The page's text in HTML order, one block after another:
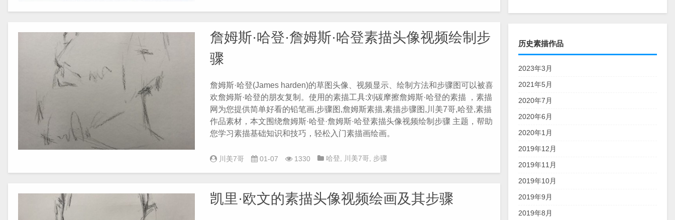
詹姆斯·哈登·詹姆斯·哈登素描头像视频绘制步
骤
詹姆斯·哈登(James harden)的草图头像、视频显示、绘制方法和步骤图可以被喜
欢詹姆斯·哈登的朋友复制。使用的素描工具:刘碳摩擦詹姆斯·哈登的素描 ，素描
网为您提供简单好看的铅笔画,步骤图,詹姆斯素描,素描步骤图,川美7哥,哈登,素描
作品素材，本文围绕詹姆斯·哈登·詹姆斯·哈登素描头像视频绘制步骤 主题，帮助
您学习素描基础知识和技巧，轻松入门素描画绘画。
川美7哥 01-07 1330 哈登 川美7哥 步骤
描 铅笔画
凯里·欧文的素描头像视频绘画及其步骤
历史素描作品
2023年3月
2021年5月
2020年7月
2020年6月
2020年1月
2019年12月
2019年11月
2019年10月
2019年9月
2019年8月